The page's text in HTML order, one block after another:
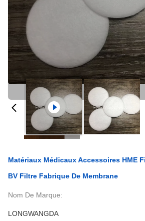
Matériaux Médicaux Accessoires HME
BV Filtre Fabrique De Membrane
Nom De Marque:
LONGWANGDA